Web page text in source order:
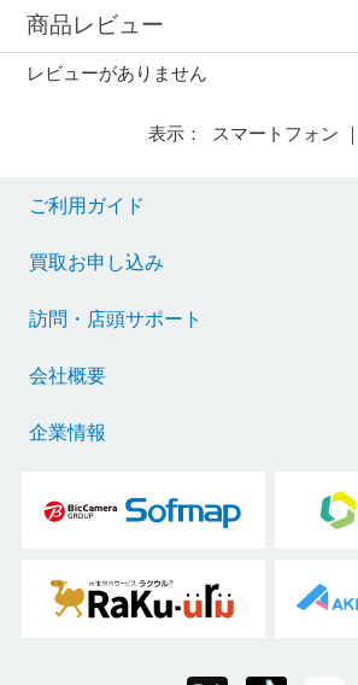
商品レビュー
レビューがありません
表示： スマートフォン ｜
ご利用ガイド
買取お申し込み
訪問・店頭サポート
会社概要
企業情報